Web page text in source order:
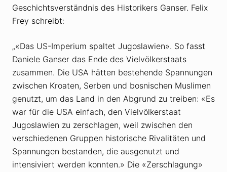
Geschichtsverständnis des Historikers Ganser. Felix
Frey schreibt:
„«Das US-Imperium spaltet Jugoslawien». So fasst
Daniele Ganser das Ende des Vielvölkerstaats
zusammen. Die USA hätten bestehende Spannungen
zwischen Kroaten, Serben und bosnischen Muslimen
genutzt, um das Land in den Abgrund zu treiben: «Es
war für die USA einfach, den Vielvölkerstaat
Jugoslawien zu zerschlagen, weil zwischen den
verschiedenen Gruppen historische Rivalitäten und
Spannungen bestanden, die ausgenutzt und
intensiviert werden konnten.» Die «Zerschlagung»